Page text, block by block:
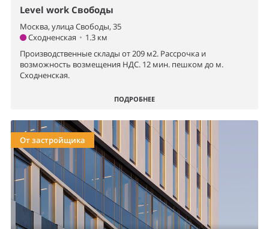
Level work Свободы
Москва, улица Свободы, 35
Сходненская • 1.3 км
Производственные склады от 209 м2. Рассрочка и
возможность возмещения НДС. 12 мин. пешком до м.
Сходненская.
ПОДРОБНЕЕ
От застройщика